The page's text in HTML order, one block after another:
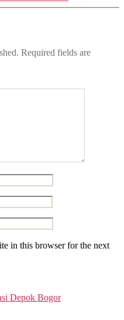
Required fields are
in this browser for the next
Depok Bogor